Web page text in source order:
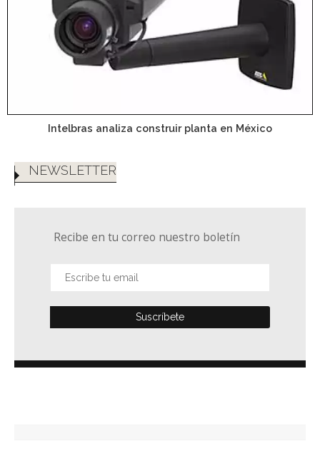
Intelbras analiza construir planta en México
NEWSLETTER
Recibe en tu correo nuestro boletín